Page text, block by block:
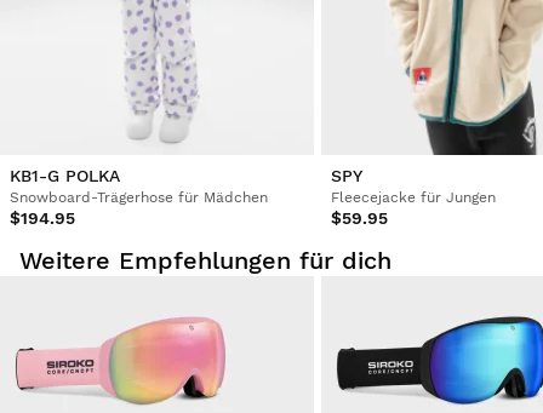
Erstattung auf das ursprüngliche Zahlungsmittel Ab $9.95
Tolles Geburtstagsgeschenk, passender Helm und mein
Sohn liebt ihn
War diese Bewertung hilfreich? vor 3 Jahren
Elena Hrčková
Tolle Brille, sie sieht fantastisch aus und passt perfekt zum
Helm, sehr zufrieden.
War diese Bewertung hilfreich? vor 3 Jahren
Verifizierter Kunde
KB1-G POLKA
Snowboard-Trägerhose für Mädchen
$194.95
SPY
Fleecejacke für Jungen
$59.95
Weitere Empfehlungen für dich